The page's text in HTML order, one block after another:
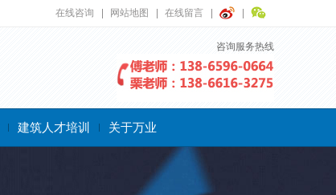
在线咨询 网站地图 在线留言
咨询服务热线
建筑人才培训 关于万业